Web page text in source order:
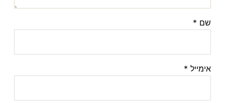
שם *
אימייל *